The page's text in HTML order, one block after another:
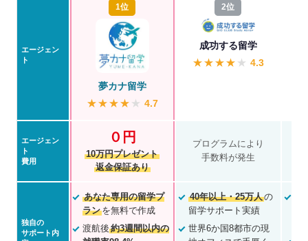
エージェン
ト
1位
夢カナ留学
★★★★ ★ 4.7
2位
成功する留学
★★★★ ★ 4.3
エージェン
ト
費用
０円
10万円プレゼント
返金保証あり
プログラムにより
手数料が発生
独自の
サポート内
あなた専用の留学プ
ランを無料で作成
渡航後約3週間以内の
40年以上・25万人の
留学サポート実績
世界6か国8都市の現